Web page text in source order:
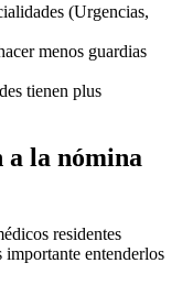
(Urgencias,
menos guardias
tienen plus
a la nómina
residentes
importante entenderlos